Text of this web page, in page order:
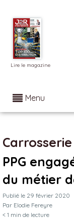
Lire le magazine
Menu
Carrosserie
PPG
du métier
Publié le 29 février 2020
Par Elodie Fereyre
< 1 min de lecture